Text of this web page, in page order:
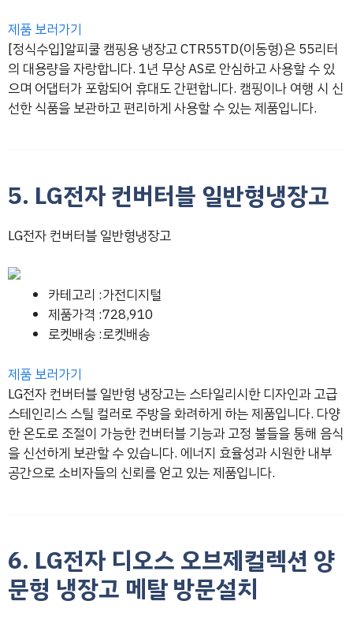
제품 보러가기
[정식수입]알피쿨 캠핑용 냉장고 CTR55TD(이동형)은 55리터
의 대용량을 자랑합니다. 1년 무상 AS로 안심하고 사용할 수 있
으며 어댑터가 포함되어 휴대도 간편합니다. 캠핑이나 여행 시 신
선한 식품을 보관하고 편리하게 사용할 수 있는 제품입니다.
5. LG전자 컨버터블 일반형냉장고
LG전자 컨버터블 일반형냉장고
카테고리 :가전디지털
제품가격 :728,910
로켓배송 :로켓배송
제품 보러가기
LG전자 컨버터블 일반형 냉장고는 스타일리시한 디자인과 고급
스테인리스 스틸 컬러로 주방을 화려하게 하는 제품입니다. 다양
한 온도로 조절이 가능한 컨버터블 기능과 고정 불들을 통해 음식
을 신선하게 보관할 수 있습니다. 에너지 효율성과 시원한 내부
공간으로 소비자들의 신뢰를 얻고 있는 제품입니다.
6. LG전자 디오스 오브제컬렉션 양
문형 냉장고 메탈 방문설치